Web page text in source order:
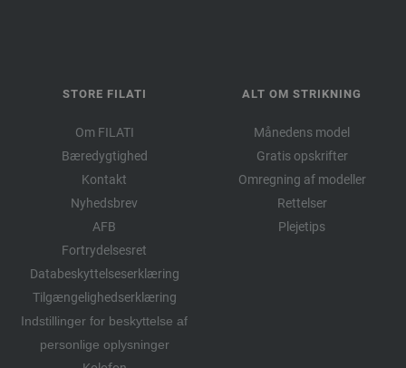
STORE FILATI
Om FILATI
Bæredygtighed
Kontakt
Nyhedsbrev
AFB
Fortrydelsesret
Databeskyttelseserklæring
Tilgængelighedserklæring
Indstillinger for beskyttelse af
personlige oplysninger
ALT OM STRIKNING
Månedens model
Gratis opskrifter
Omregning af modeller
Rettelser
Plejetips